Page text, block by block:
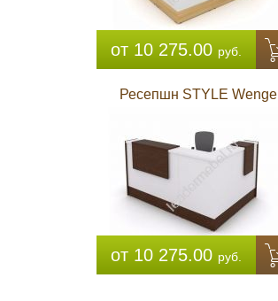
от 10 275.00 руб.
Ресепшн STYLE Wenge
от 10 275.00 руб.